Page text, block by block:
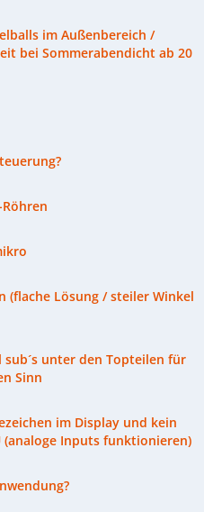
im Außenbereich /
bei Sommerabendicht ab 20
(flache Lösung / steiler Winkel
sub´s unter den Topteilen für
Sinn
im Display und kein
(analoge Inputs funktionieren)